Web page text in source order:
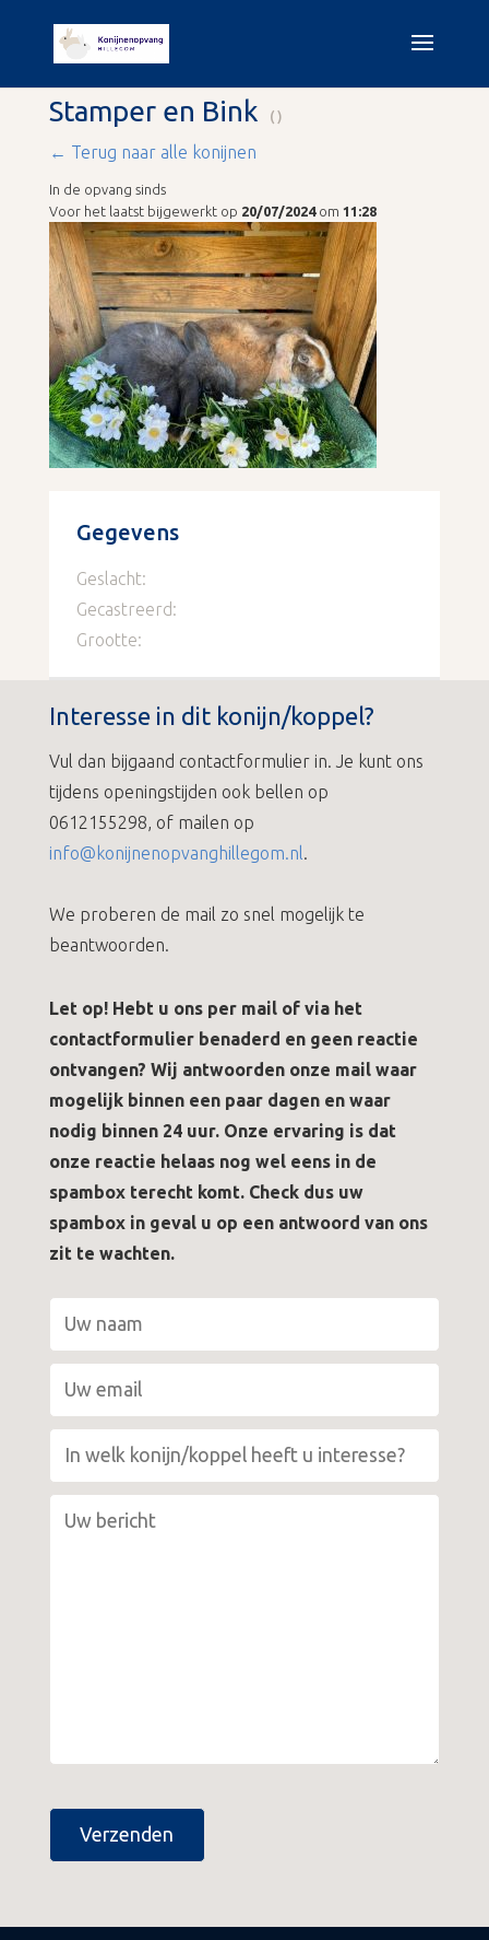
Stamper en Bink ()
← Terug naar alle konijnen
In de opvang sinds
Voor het laatst bijgewerkt op 20/07/2024om 11:28
Gegevens
Geslacht:
Gecastreerd:
Grootte:
Interesse in dit konijn/koppel?
Vul dan bijgaand contactformulier in. Je kunt ons
tijdens openingstijden ook bellen op
0612155298, of mailen op
info@konijnenopvanghillegom.nl.
We proberen de mail zo snel mogelijk te
beantwoorden.
Let op! Hebt u ons per mail of via het
contactformulier benaderd en geen reactie
ontvangen? Wij antwoorden onze mail waar
mogelijk binnen een paar dagen en waar
nodig binnen 24 uur. Onze ervaring is dat
onze reactie helaas nog wel eens in de
spambox terecht komt. Check dus uw
spambox in geval u op een antwoord van ons
zit te wachten.